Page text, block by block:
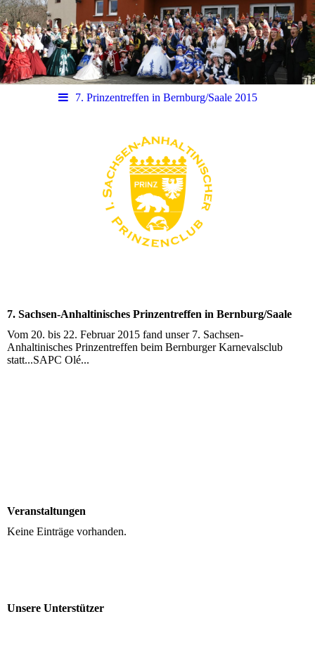
7. Prinzentreffen in Bernburg/Saale 2015
7. Sachsen-Anhaltinisches Prinzentreffen in Bernburg/Saale
Vom 20. bis 22. Februar 2015 fand unser 7. Sachsen-
Anhaltinisches Prinzentreffen beim Bernburger Karnevalsclub
statt...SAPC Olé...
Veranstaltungen
Keine Einträge vorhanden.
Unsere Unterstützer